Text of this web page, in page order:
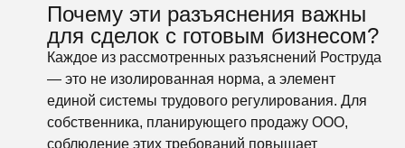
Почему эти разъяснения важны
для сделок с готовым бизнесом?
Каждое из рассмотренных разъяснений Роструда
— это не изолированная норма, а элемент
единой системы трудового регулирования. Для
собственника, планирующего продажу ООО,
соблюдение этих требований повышает